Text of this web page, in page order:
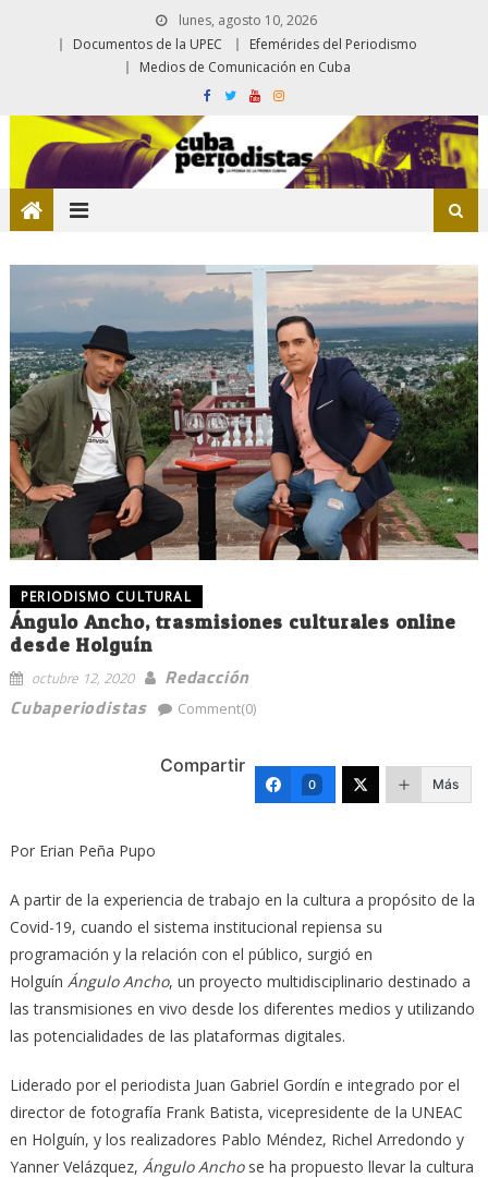
lunes, agosto 10, 2026
Documentos de la UPEC
Efemérides del Periodismo
Medios de Comunicación en Cuba
PERIODISMO CULTURAL
Ángulo Ancho, trasmisiones culturales online
desde Holguín
octubre 12, 2020
Redacción
Cubaperiodistas
Comment(0)
Compartir
0 Más
Por Erian Peña Pupo
A partir de la experiencia de trabajo en la cultura a propósito de la
Covid-19, cuando el sistema institucional repiensa su
programación y la relación con el público, surgió en
Holguín Ángulo Ancho, un proyecto multidisciplinario destinado a
las transmisiones en vivo desde los diferentes medios y utilizando
las potencialidades de las plataformas digitales.
Liderado por el periodista Juan Gabriel Gordín e integrado por el
director de fotografía Frank Batista, vicepresidente de la UNEAC
en Holguín, y los realizadores Pablo Méndez, Richel Arredondo y
Yanner Velázquez, Ángulo Anchose ha propuesto llevar la cultura